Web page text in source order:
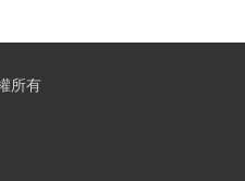
所有